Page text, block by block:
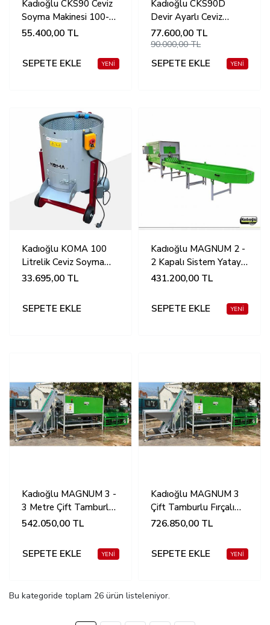
Kadıoğlu CKS90 Ceviz
Soyma Makinesi 100-
120kg (180 Litre)
55.400,00 TL
SEPETE EKLE
Kadıoğlu CKS90D
Devir Ayarlı Ceviz
Soyma Makinesi 180
Litre 100-120kg
77.600,00 TL
90.000,00 TL
SEPETE EKLE
Kadıoğlu KOMA 100
Litrelik Ceviz Soyma
Makinesi-Çelik Rende-
33.695,00 TL
SEPETE EKLE
Kadıoğlu MAGNUM 2 -
2 Kapalı Sistem Yatay
Ceviz Soyma Makinesi
431.200,00 TL
SEPETE EKLE
Kadıoğlu MAGNUM 3 -
3 Metre Çift Tamburlu
Fırçalı Yatay Ceviz
542.050,00 TL
SEPETE EKLE
Kadıoğlu MAGNUM 3
Çift Tamburlu Fırçalı
Yatay Ceviz Soyma
726.850,00 TL
SEPETE EKLE
Bu kategoride toplam 26 ürün listeleniyor.